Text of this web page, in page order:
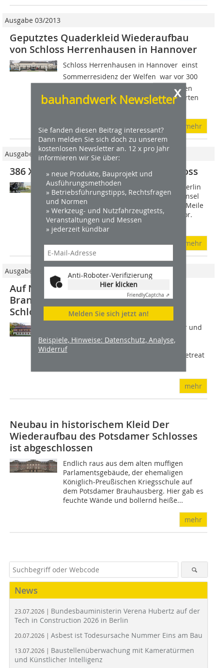
x
bauhandwerk Newsletter
Sie fanden diesen Beitrag interessant?
Dann melden Sie sich doch zu unserem
kostenlosen Newsletter an. 12 x pro Jahr
informieren wir Sie über:
» neue Produkte, Bauprojekt und
Ausführungsmethoden
» Betriebsführungstipps, Rechtsfragen
und Normen
» Werkzeug- und Nutzfahrzeugtests,
Veranstaltungen und Messen
» jederzeit kündbar
Anti-Roboter-Verifizierung
Hier klicken
FriendlyCaptcha ⇗
Melden Sie sich jetzt an!
Beispiele, Hinweise: Datenschutz, Analyse,
Widerruf
Ausgabe 03/2013
Geputztes Quaderkleid Wiederaufbau
von Schloss Herrenhausen in Hannover
Schloss Herrenhausen in Hannover  einst
Sommerresidenz der Welfen  war vor 300
Jahren ein Zentrum des internationalen
Hochadels. Mitte Oktober 1943 zerstörten
britische Bomben im Zweiten...
mehr
Ausgabe 05/2021
386 XXL-Fenster für das Berliner Schloss
500 Jahre lang war das Stadtschloss Berlin
markantestes Bauwerk auf der Spreeinsel
und Mittelpunkt auf der historischen Meile
der Linden bis zum Brandenburger Tor.
1945, bei einem Tagesangriff von...
mehr
Ausgabe 09/2015
Auf Nummer sicher Bauten- und
Brandschutz in den Gebäuden von
Schloss Elmau
Retreat bedeutet Rückzug. Ein solcher und
noch dazu ausgesprochen luxuriöser
Rückzugsort ist das Ende März dieses
Jahres fertiggestellte Schloss Elmau Retreat 
mehr
Neubau in historischem Kleid Der
Wiederaufbau des Potsdamer Schlosses
ist abgeschlossen
Endlich raus aus dem alten muffigen
Parlamentsgebäude, der ehemaligen
Königlich-Preußischen Kriegsschule auf
dem Potsdamer Brauhausberg. Hier gab es
feuchte Wände und bollernd heiße...
mehr
News
23.07.2026 | Bundesbauministerin Verena Hubertz auf der
Tech in Construction 2026 in Berlin
20.07.2026 | Asbest ist Todesursache Nummer Eins am Bau
13.07.2026 | Baustellenüberwachung mit Kameratürmen
und Künstlicher Intelligenz